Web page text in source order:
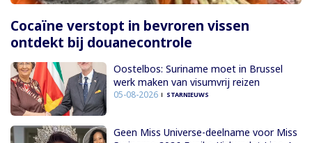
Cocaïne verstopt in bevroren vissen
ontdekt bij douanecontrole
Oostelbos: Suriname moet in Brussel
werk maken van visumvrij reizen
05-08-2026 STARNIEUWS
Geen Miss Universe-deelname voor Miss